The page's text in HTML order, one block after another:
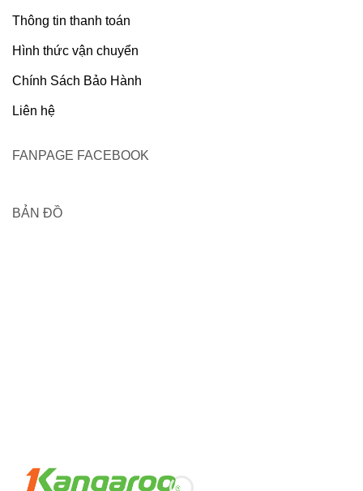
Thông tin thanh toán
Hình thức vận chuyển
Chính Sách Bảo Hành
Liên hệ
FANPAGE FACEBOOK
BẢN ĐỒ